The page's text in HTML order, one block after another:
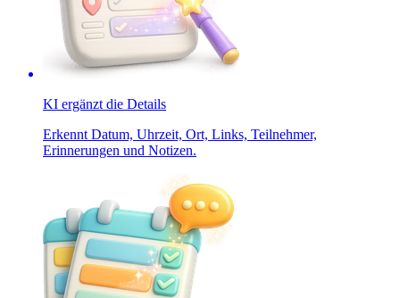
KI ergänzt die Details
Erkennt Datum, Uhrzeit, Ort, Links, Teilnehmer,
Erinnerungen und Notizen.